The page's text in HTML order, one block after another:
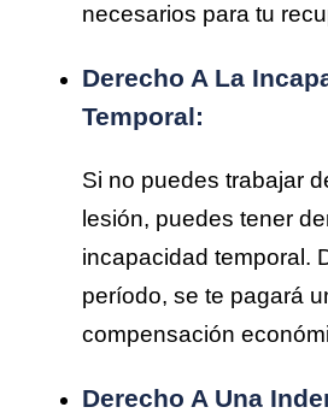
necesarios para tu
Derecho A La
Temporal:
Si no puedes trabajar
lesión, puedes tener
incapacidad temporal.
período, se te pagará
compensación
Derecho A Una